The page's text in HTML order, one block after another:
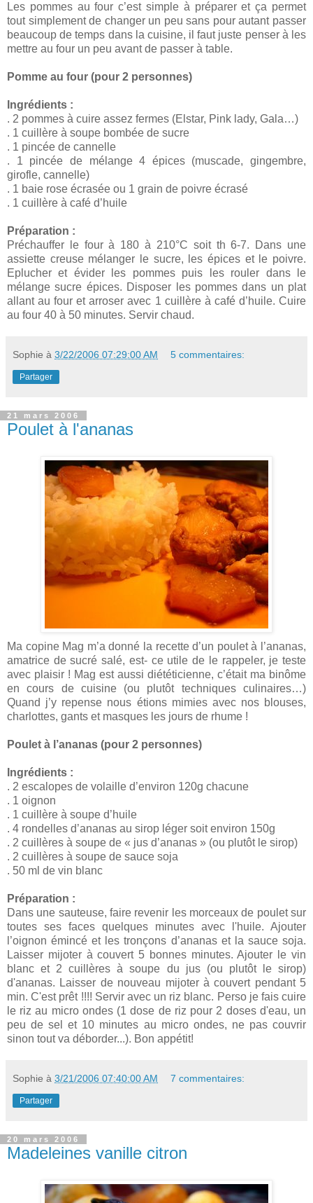
Les pommes au four c’est simple à préparer et ça permet
tout simplement de changer un peu sans pour autant passer
beaucoup de temps dans la cuisine, il faut juste penser à les
mettre au four un peu avant de passer à table.
Pomme au four (pour 2 personnes)
Ingrédients :
. 2 pommes à cuire assez fermes (Elstar, Pink lady, Gala…)
. 1 cuillère à soupe bombée de sucre
. 1 pincée de cannelle
. 1 pincée de mélange 4 épices (muscade, gingembre,
girofle, cannelle)
. 1 baie rose écrasée ou 1 grain de poivre écrasé
. 1 cuillère à café d’huile
Préparation :
Préchauffer le four à 180 à 210°C soit th 6-7. Dans une
assiette creuse mélanger le sucre, les épices et le poivre.
Eplucher et évider les pommes puis les rouler dans le
mélange sucre épices. Disposer les pommes dans un plat
allant au four et arroser avec 1 cuillère à café d’huile. Cuire
au four 40 à 50 minutes. Servir chaud.
Sophie à 3/22/2006 07:29:00 AM 5 commentaires:
Partager
21 mars 2006
Poulet à l'ananas
Ma copine Mag m’a donné la recette d’un poulet à l’ananas,
amatrice de sucré salé, est- ce utile de le rappeler, je teste
avec plaisir ! Mag est aussi diététicienne, c’était ma binôme
en cours de cuisine (ou plutôt techniques culinaires…)
Quand j’y repense nous étions mimies avec nos blouses,
charlottes, gants et masques les jours de rhume !
Poulet à l’ananas (pour 2 personnes)
Ingrédients :
. 2 escalopes de volaille d’environ 120g chacune
. 1 oignon
. 1 cuillère à soupe d’huile
. 4 rondelles d’ananas au sirop léger soit environ 150g
. 2 cuillères à soupe de « jus d’ananas » (ou plutôt le sirop)
. 2 cuillères à soupe de sauce soja
. 50 ml de vin blanc
Préparation :
Dans une sauteuse, faire revenir les morceaux de poulet sur
toutes ses faces quelques minutes avec l'huile. Ajouter
l’oignon émincé et les tronçons d’ananas et la sauce soja.
Laisser mijoter à couvert 5 bonnes minutes. Ajouter le vin
blanc et 2 cuillères à soupe du jus (ou plutôt le sirop)
d'ananas. Laisser de nouveau mijoter à couvert pendant 5
min. C'est prêt !!!! Servir avec un riz blanc. Perso je fais cuire
le riz au micro ondes (1 dose de riz pour 2 doses d'eau, un
peu de sel et 10 minutes au micro ondes, ne pas couvrir
sinon tout va déborder...). Bon appétit!
Sophie à 3/21/2006 07:40:00 AM 7 commentaires:
Partager
20 mars 2006
Madeleines vanille citron